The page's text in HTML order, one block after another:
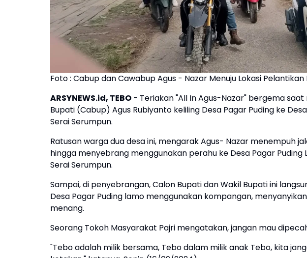
Foto : Cabup dan Cawabup Agus - Nazar Menuju Lokasi
ARSYNEWS.id, TEBO - Teriakan "All In Agus-Nazar" bergema
Bupati (Cabup) Agus Rubiyanto keliling Desa Pagar Puding ke
Serai Serumpun.
Ratusan warga dua desa ini, mengarak Agus- Nazar menempuh
hingga menyebrang menggunakan perahu ke Desa Pagar
Serai Serumpun.
Sampai, di penyebrangan, Calon Bupati dan Wakil Bupati ini
Desa Pagar Puding lamo menggunakan kompangan,
menang.
Seorang Tokoh Masyarakat Pajri mengatakan, jangan mau
"Tebo adalah milik bersama, Tebo dalam milik anak Tebo, kita